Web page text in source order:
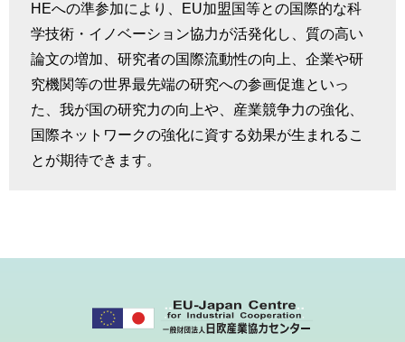
HEへの準参加により、EU加盟国等との国際的な科
学技術・イノベーション協力が活発化し、質の高い
論文の増加、研究者の国際流動性の向上、企業や研
究機関等の世界最先端の研究への参画促進といっ
た、我が国の研究力の向上や、産業競争力の強化、
国際ネットワークの強化に資する効果が生まれるこ
とが期待できます。